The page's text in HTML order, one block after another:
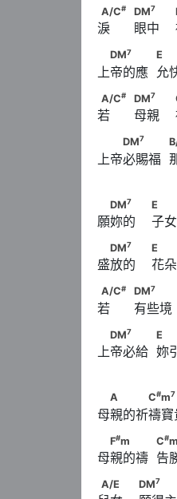
A/C#
A/C# DM7
淚      眼中
DM7 E
DM7 E
上帝的應  允
A/C#
A/C# DM7
若      母親
DM7
D/E
DM7
上帝必賜福
DM7 E
DM7 E
願妳的    子
DM7 E
DM7 E
盛放的    花
A/C#
A/C# DM7
若      有些境
DM7 E
DM7 E
上帝必給  妳
A　　　C#m
A C#m7
母親的祈禱寶
F# m　　　
A/C#
F#m
F#m C#
母親的禱  告
A/E　　
A/E DM7